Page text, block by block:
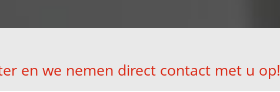
en we nemen direct contact met u op!